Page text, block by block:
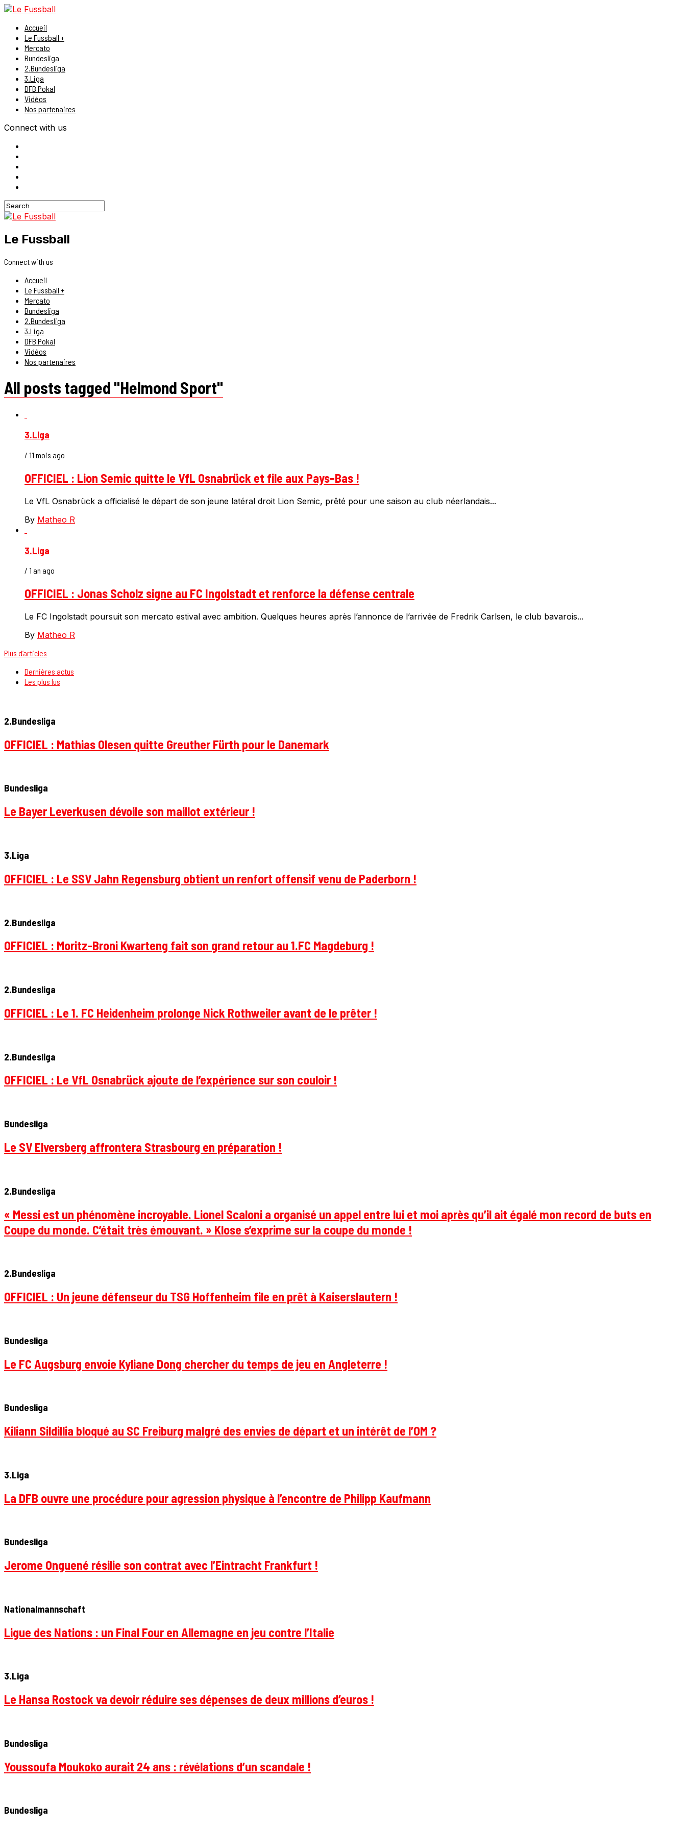
Accueil
Le Fussball +
Mercato
Bundesliga
2.Bundesliga
3.Liga
DFB Pokal
Vidéos
Nos partenaires
Connect with us
Le Fussball
Connect with us
Accueil
Le Fussball +
Mercato
Bundesliga
2.Bundesliga
3.Liga
DFB Pokal
Vidéos
Nos partenaires
All posts tagged "Helmond Sport"
3.Liga
/ 11 mois ago
OFFICIEL : Lion Semic quitte le VfL Osnabrück et file aux Pays-Bas !
Le VfL Osnabrück a officialisé le départ de son jeune latéral droit Lion Semic, prêté pour une saison au club néerlandais...
By Matheo R
3.Liga
/ 1 an ago
OFFICIEL : Jonas Scholz signe au FC Ingolstadt et renforce la défense centrale
Le FC Ingolstadt poursuit son mercato estival avec ambition. Quelques heures après l’annonce de l’arrivée de Fredrik Carlsen, le club bavarois...
By Matheo R
Plus d’articles
Dernières actus
Les plus lus
2.Bundesliga
OFFICIEL : Mathias Olesen quitte Greuther Fürth pour le Danemark
Bundesliga
Le Bayer Leverkusen dévoile son maillot extérieur !
3.Liga
OFFICIEL : Le SSV Jahn Regensburg obtient un renfort offensif venu de Paderborn !
2.Bundesliga
OFFICIEL : Moritz-Broni Kwarteng fait son grand retour au 1.FC Magdeburg !
2.Bundesliga
OFFICIEL : Le 1. FC Heidenheim prolonge Nick Rothweiler avant de le prêter !
2.Bundesliga
OFFICIEL : Le VfL Osnabrück ajoute de l’expérience sur son couloir !
Bundesliga
Le SV Elversberg affrontera Strasbourg en préparation !
2.Bundesliga
« Messi est un phénomène incroyable. Lionel Scaloni a organisé un appel entre lui et moi après qu’il ait égalé mon record de buts en
Coupe du monde. C’était très émouvant. » Klose s’exprime sur la coupe du monde !
2.Bundesliga
OFFICIEL : Un jeune défenseur du TSG Hoffenheim file en prêt à Kaiserslautern !
Bundesliga
Le FC Augsburg envoie Kyliane Dong chercher du temps de jeu en Angleterre !
Bundesliga
Kiliann Sildillia bloqué au SC Freiburg malgré des envies de départ et un intérêt de l’OM ?
3.Liga
La DFB ouvre une procédure pour agression physique à l’encontre de Philipp Kaufmann
Bundesliga
Jerome Onguené résilie son contrat avec l’Eintracht Frankfurt !
Nationalmannschaft
Ligue des Nations : un Final Four en Allemagne en jeu contre l’Italie
3.Liga
Le Hansa Rostock va devoir réduire ses dépenses de deux millions d’euros !
Bundesliga
Youssoufa Moukoko aurait 24 ans : révélations d’un scandale !
Bundesliga